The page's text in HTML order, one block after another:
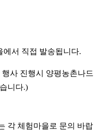
에서 직접 발송됩니다.
사 진행시 양평농촌나드
니다.)
각 체험마을로 문의 바랍